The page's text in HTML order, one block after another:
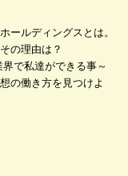
ールディングスとは。
の理由は？
で私達ができる事～
の働き方を見つけよ